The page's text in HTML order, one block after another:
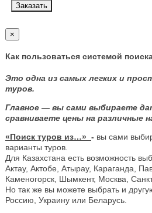
Заказать
×
Как пользоваться системой
Это одна из самых легких и
туров.
Главное — вы сами выбираете
сравниваете цены на различные
«Поиск туров из…» - вы сами
варианты туров.
Для Казахстана есть возможность
Актау, Актобе, Атырау, Караганда,
Каменогорск, Шымкент, Москва,
Но так же вы можете выбрать и
Россию, Украину или Беларусь.